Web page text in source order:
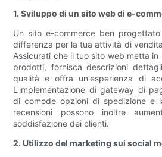
1. Sviluppo di un sito web di e-
Un sito e-commerce ben
differenza per la tua attività di
Assicurati che il tuo sito web metta
prodotti, fornisca descrizioni
qualità e offra un'esperienza di
L'implementazione di gateway di
di comode opzioni di spedizione e
recensioni possono inoltre
soddisfazione dei clienti.
2. Utilizzo del marketing sui social